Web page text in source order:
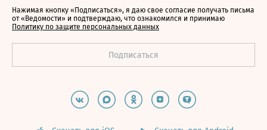
Нажимая кнопку «Подписаться», я даю свое согласие получать письма
от «Ведомости» и подтверждаю, что ознакомился и принимаю
Политику по защите персональных данных